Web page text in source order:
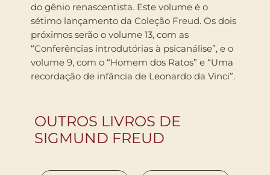
do gênio renascentista. Este volume é o
sétimo lançamento da Coleção Freud. Os dois
próximos serão o volume 13, com as
“Conferências introdutórias à psicanálise”, e o
volume 9, com o “Homem dos Ratos” e “Uma
recordação de infância de Leonardo da Vinci”.
OUTROS LIVROS DE
SIGMUND FREUD